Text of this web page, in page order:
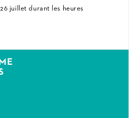
juillet durant les heures